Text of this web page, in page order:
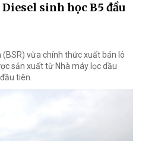
Diesel sinh học B5 đầu
vừa chính thức xuất bán lô
sản xuất từ Nhà máy lọc dầu
tiên.